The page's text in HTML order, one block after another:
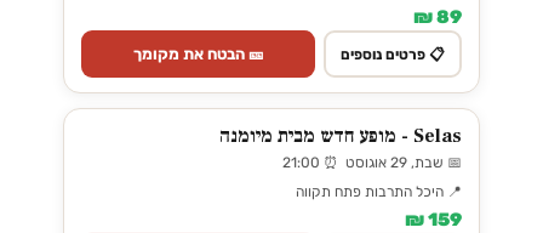
89 ₪
📋 פרטים נוספים 🎫 הבטח את מקומך
Selas - מופע חדש מבית מיומנה
📅 שבת, 29 אוגוסט ⏰ 21:00
📍 היכל התרבות פתח תקווה
159 ₪